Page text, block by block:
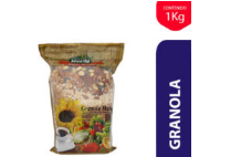
hasta
$960.00